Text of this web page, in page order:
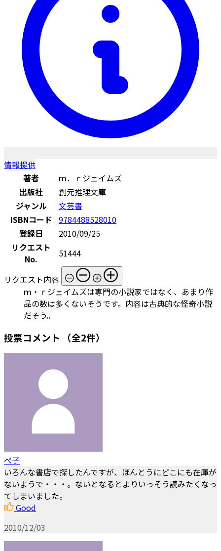
情報提供
著者
ｍ．ｒジェイムズ
出版社
創元推理文庫
ジャンル
文芸書
ISBNコード 9784488528010
登録日
2010/09/25
リクエスト
No.
51444
リクエスト内容
ｍ・ｒジェイムズは専門の小説家ではなく、あまり作
品の数は多くないそうです。内容は古典的な怪奇小説
だそう。
投票コメント （全2件）
ぺ子
いろんな書店で探したんですが、ほんとうにどこにも在庫が
ないようで・・・。ないとなるとよりいっそう読みたくなっ
てしまいました。
Good
2010/12/03